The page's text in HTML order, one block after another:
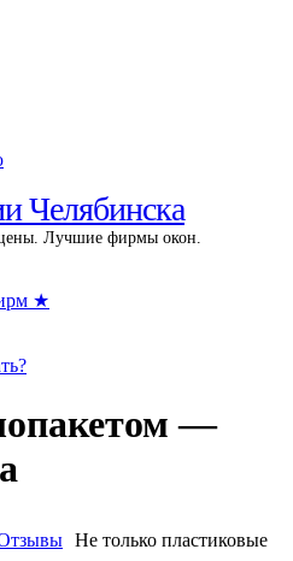
Челябинска
Лучшие фирмы окон.
★
—
Не только пластиковые